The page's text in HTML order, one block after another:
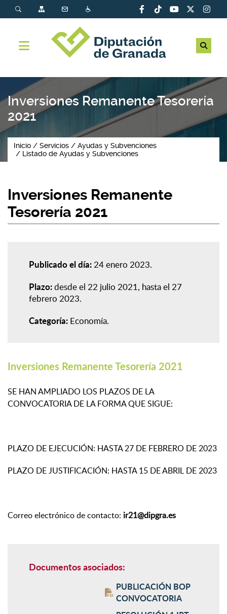
Inversiones Remanente Tesorería
2021
Inicio Servicios
Ayudas y Subvenciones
Listado de Ayudas y Subvenciones
Inversiones Remanente
Tesorería 2021
Publicado el día:24 enero 2023
Plazo:desde el 22 julio 2021, hasta el 27
febrero 2023
Categoría: Economía
Inversiones Remanente Tesorería 2021
SE HAN AMPLIADO LOS PLAZOS DE LA
CONVOCATORIA DE LA FORMA QUE SIGUE:
PLAZO DE EJECUCIÓN: HASTA 27 DE FEBRERO DE 2023
PLAZO DE JUSTIFICACIÓN: HASTA 15 DE ABRIL DE 2023
Correo electrónico de contacto: ir21@dipgra.es
Documentos asociados:
PUBLICACIÓN BOP
CONVOCATORIA